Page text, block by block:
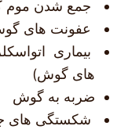
جمع شدن
عفونت های
بیماری
های گوش)
ضربه به گوش
شکستگی های